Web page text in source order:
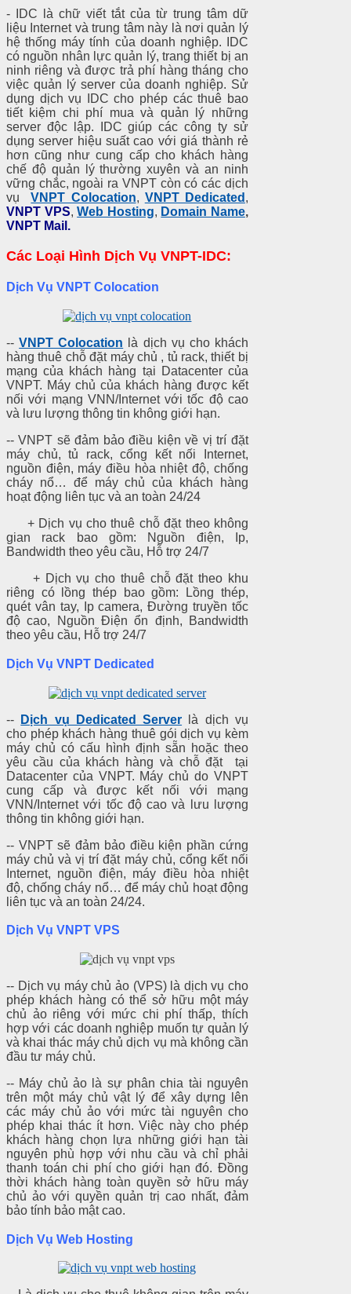
- IDC là chữ viết tắt của từ trung tâm dữ
liệu Internet và trung tâm này là nơi quản lý
hệ thống máy tính của doanh nghiệp. IDC
có nguồn nhân lực quản lý, trang thiết bị an
ninh riêng và được trả phí hàng tháng cho
việc quản lý server của doanh nghiệp. Sử
dụng dịch vụ IDC cho phép các thuê bao
tiết kiệm chi phí mua và quản lý những
server độc lập. IDC giúp các công ty sử
dụng server hiệu suất cao với giá thành rẻ
hơn cũng như cung cấp cho khách hàng
chế độ quản lý thường xuyên và an ninh
vững chắc, ngoài ra VNPT còn có các dịch
vụVNPT Colocation, VNPT Dedicated ,
VNPT VPS,Web Hosting, Domain Name,
VNPT Mail.
Các Loại Hình Dịch Vụ VNPT-IDC:
Dịch Vụ VNPT Colocation
--VNPT Colocation là dịch vụ cho khách
hàng thuê chỗ đặt máy chủ , tủ rack, thiết bị
mạng của khách hàng tại Datacenter của
VNPT. Máy chủ của khách hàng được kết
nối với mạng VNN/Internet với tốc độ cao
và lưu lượng thông tin không giới hạn.
-- VNPT sẽ đảm bảo điều kiện về vị trí đặt
máy chủ, tủ rack, cổng kết nối Internet,
nguồn điện, máy điều hòa nhiệt độ, chống
cháy nổ… để máy chủ của khách hàng
hoạt động liên tục và an toàn 24/24
+ Dịch vụ cho thuê chỗ đặt theo không
gian rack bao gồm: Nguồn điện, Ip,
Bandwidth theo yêu cầu, Hỗ trợ 24/7
+ Dịch vụ cho thuê chỗ đặt theo khu
riêng có lồng thép bao gồm: Lồng thép,
quét vân tay, Ip camera, Đường truyền tốc
độ cao, Nguồn Điện ổn định, Bandwidth
theo yêu cầu, Hỗ trợ 24/7
Dịch Vụ VNPT Dedicated
-- Dịch vụ Dedicated Server là dịch vụ
cho phép khách hàng thuê gói dịch vụ kèm
máy chủ có cấu hình định sẵn hoặc theo
yêu cầu của khách hàng và chỗ đặt tại
Datacenter của VNPT. Máy chủ do VNPT
cung cấp và được kết nối với mạng
VNN/Internet với tốc độ cao và lưu lượng
thông tin không giới hạn.
-- VNPT sẽ đảm bảo điều kiện phần cứng
máy chủ và vị trí đặt máy chủ, cổng kết nối
Internet, nguồn điện, máy điều hòa nhiệt
độ, chống cháy nổ… để máy chủ hoạt động
liên tục và an toàn 24/24.
Dịch Vụ VNPT VPS
-- Dịch vụ máy chủ ảo (VPS) là dịch vụ cho
phép khách hàng có thể sở hữu một máy
chủ ảo riêng với mức chi phí thấp, thích
hợp với các doanh nghiệp muốn tự quản lý
và khai thác máy chủ dịch vụ mà không cần
đầu tư máy chủ.
-- Máy chủ ảo là sự phân chia tài nguyên
trên một máy chủ vật lý để xây dựng lên
các máy chủ ảo với mức tài nguyên cho
phép khai thác ít hơn. Việc này cho phép
khách hàng chọn lựa những giới hạn tài
nguyên phù hợp với nhu cầu và chỉ phải
thanh toán chi phí cho giới hạn đó. Đồng
thời khách hàng toàn quyền sở hữu máy
chủ ảo với quyền quản trị cao nhất, đảm
bảo tính bảo mật cao.
Dịch Vụ Web Hosting